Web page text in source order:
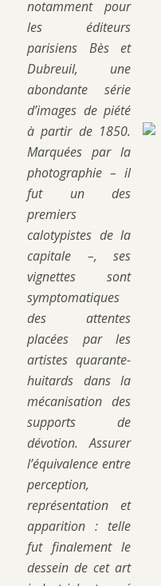
notamment pour
les éditeurs
parisiens Bès et
Dubreuil, une
abondante série
d’images de piété
à partir de 1850.
Marquées par la
photographie – il
fut un des
premiers
calotypistes de la
capitale –, ses
vignettes sont
symptomatiques
des attentes
placées par les
artistes quarante-
huitards dans la
mécanisation des
supports de
dévotion. Assurer
l’équivalence entre
perception,
représentation et
apparition : telle
fut finalement le
dessein de cet art